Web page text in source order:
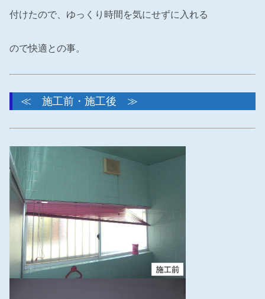
付けたので、ゆっくり時間を気にせずに入れる
ので快適との事。
≪ 施工前・施工後 ≫